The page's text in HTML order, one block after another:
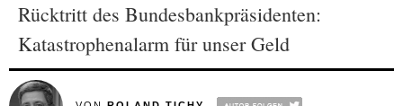
Rücktritt des Bundesbankpräsidenten:
Katastrophenalarm für unser Geld